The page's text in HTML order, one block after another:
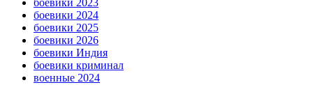
боевики 2023
боевики 2024
боевики 2025
боевики 2026
боевики Индия
боевики криминал
военные 2024